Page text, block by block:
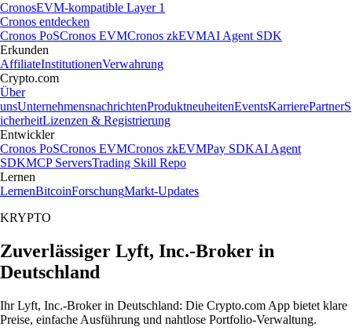
CronosEVM-kompatible Layer 1
Cronos entdecken
Cronos PoSCronos EVMCronos zkEVMAI Agent SDK
Erkunden
AffiliateInstitutionenVerwahrung
Crypto.com
Über
unsUnternehmensnachrichtenProduktneuheitenEventsKarrierePartnerS
icherheitLizenzen & Registrierung
Entwickler
Cronos PoSCronos EVMCronos zkEVMPay SDKAI Agent
SDKMCP ServersTrading Skill Repo
Lernen
LernenBitcoinForschungMarkt-Updates
KRYPTO
Zuverlässiger Lyft, Inc.-Broker in
Deutschland
Ihr Lyft, Inc.-Broker in Deutschland: Die Crypto.com App bietet klare
Preise, einfache Ausführung und nahtlose Portfolio-Verwaltung.